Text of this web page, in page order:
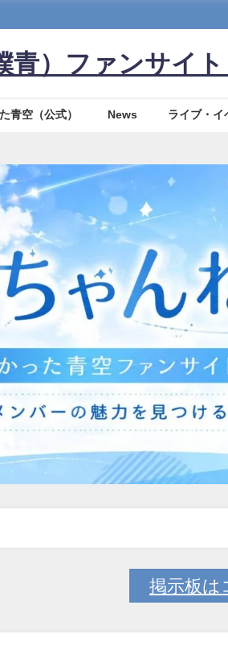
青）ファンサイ
青空（公式） News ライブ・イ
掲示板は